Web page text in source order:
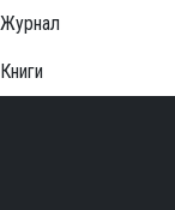
Журнал
Книги